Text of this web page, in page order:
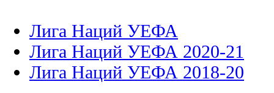
Лига Наций УЕФА
Лига Наций УЕФА 2020-21
Лига Наций УЕФА 2018-20